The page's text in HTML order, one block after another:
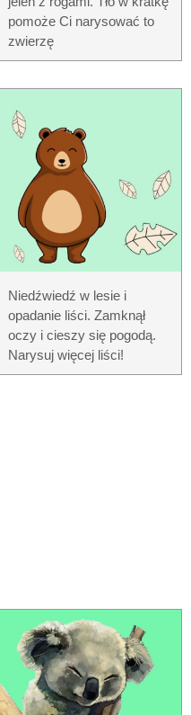
pomoże Ci narysować to
zwierzę
Niedźwiedź w lesie i
opadanie liści. Zamknął
oczy i cieszy się pogodą.
Narysuj więcej liści!